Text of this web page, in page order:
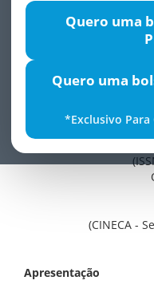
Quero uma
Quero uma
*Exclusivo Para
Trilhas
(CINECA -
Apresentação